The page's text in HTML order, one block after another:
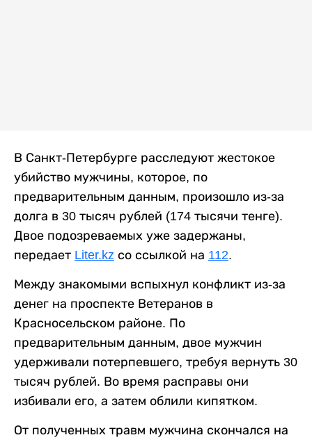
В Санкт-Петербурге расследуют жестокое
убийство мужчины, которое, по
предварительным данным, произошло из-за
долга в 30 тысяч рублей (174 тысячи тенге).
Двое подозреваемых уже задержаны,
передает Liter.kz со ссылкой на 112.
Между знакомыми вспыхнул конфликт из-за
денег на проспекте Ветеранов в
Красносельском районе. По
предварительным данным, двое мужчин
удерживали потерпевшего, требуя вернуть 30
тысяч рублей. Во время расправы они
избивали его, а затем облили кипятком.
От полученных травм мужчина скончался на